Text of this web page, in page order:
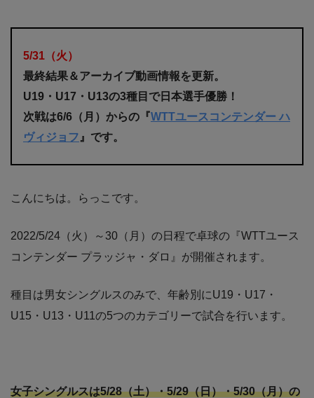
5/31 （火）
最終結果＆アーカイブ動画情報を更新。
U19・U17・ U13の3種目で日本選手優勝！
次戦は6/6（月）からの『WTTユースコンテンダー ハ
ヴィジョフ 』です。
こんにちは。らっこです。
2022/5/24（火）～30（月）の日程で卓球の『WTTユース
コンテンダー プラッジャ・ダロ』が開催されます。
種目は男女シングルスのみで、年齢別にU19・U17・
U15・U13・U11の5つのカテゴリーで試合を行います。
女子シングルスは5/28（土）・5/29（日）・5/30（月）の